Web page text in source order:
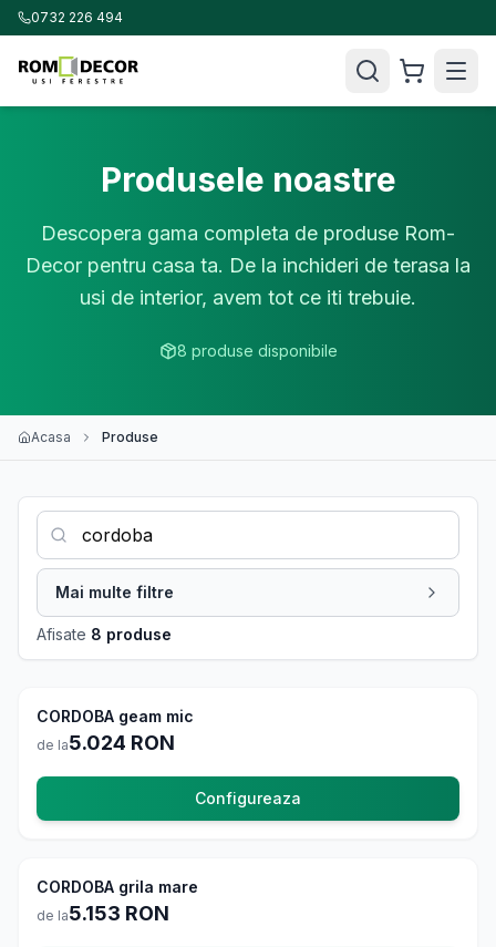
0732 226 494
Produsele noastre
Descopera gama completa de produse Rom-
Decor pentru casa ta. De la inchideri de terasa la
usi de interior, avem tot ce iti trebuie.
8 produse disponibile
Acasa Produse
Mai multe filtre
Afisate 8 produse
CORDOBA geam mic
de la5.024 RON
Configureaza
CORDOBA grila mare
de la5.153 RON